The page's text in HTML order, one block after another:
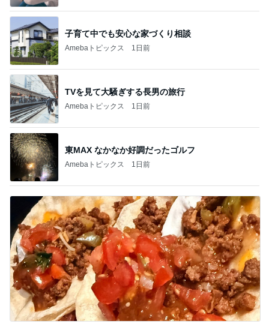
子育て中でも安心な家づくり相談
Amebaトピックス 1日前
TVを見て大騒ぎする長男の旅行
Amebaトピックス 1日前
東MAX なかなか好調だったゴルフ
Amebaトピックス 1日前